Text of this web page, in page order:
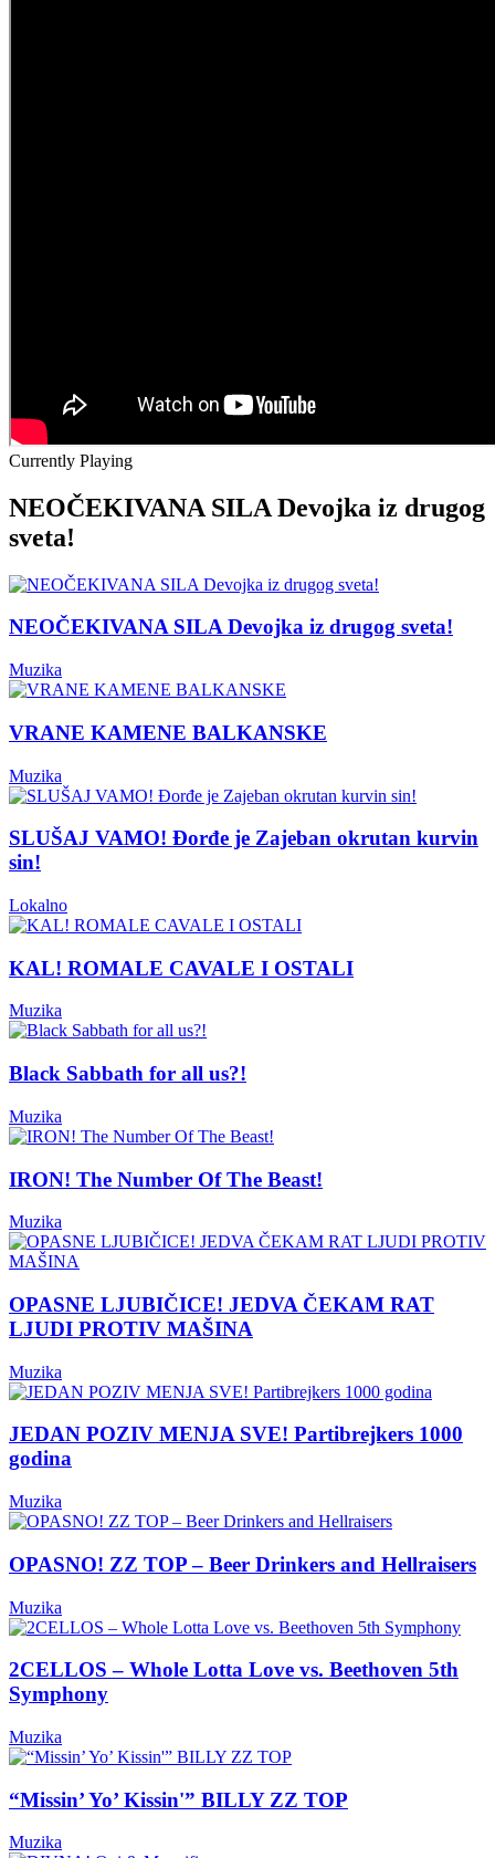
Currently Playing
NEOČEKIVANA SILA Devojka iz drugog
sveta!
NEOČEKIVANA SILA Devojka iz drugog sveta!
Muzika
VRANE KAMENE BALKANSKE
Muzika
SLUŠAJ VAMO! Đorđe je Zajeban okrutan kurvin
sin!
Lokalno
KAL! ROMALE CAVALE I OSTALI
Muzika
Black Sabbath for all us?!
Muzika
IRON! The Number Of The Beast!
Muzika
OPASNE LJUBIČICE! JEDVA ČEKAM RAT
LJUDI PROTIV MAŠINA
Muzika
JEDAN POZIV MENJA SVE! Partibrejkers 1000
godina
Muzika
OPASNO! ZZ TOP – Beer Drinkers and Hellraisers
Muzika
2CELLOS – Whole Lotta Love vs. Beethoven 5th
Symphony
Muzika
“Missin’ Yo’ Kissin'” BILLY ZZ TOP
Muzika